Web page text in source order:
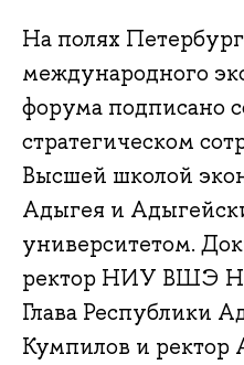
На полях
международного
форума подписано
стратегическом
Высшей школой
Адыгея и
университетом.
ректор НИУ ВШЭ
Глава Республики
Кумпилов и ректор